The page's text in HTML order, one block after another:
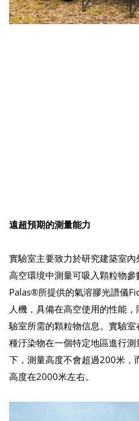
遠超預期的測量能力
實驗室主要致力於研究建築室
高空環境中測量可吸入顆粒物
Palas®所提供的氣溶膠光譜儀
人機，具備在高空使用的性能
驗室所需的顆粒物信息。實驗
種汙染物在一個特定地區進行
下，測量高度不會超過200米
高度在2000米左右。